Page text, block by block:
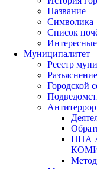
Название
Символика
Список
Муниципалитет
Реестр
Городской
НПА